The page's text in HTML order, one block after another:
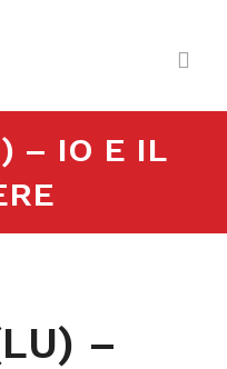
– IO E IL
–